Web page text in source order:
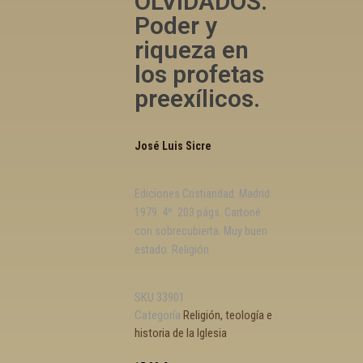
Poder y
riqueza en
los profetas
preexílicos.
José Luis Sicre
Ediciones Cristiandad. Madrid
1979. 4º. 203 págs. Cartoné
con sobrecubierta. Muy buen
estado. Religión
SKU 33901
Categoría Religión, teología e
historia de la Iglesia